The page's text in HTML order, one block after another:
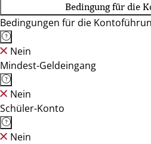
Bedingung für die
Bedingungen für die
Nein
Mindest-Geldeingang
Nein
Schüler-Konto
Nein